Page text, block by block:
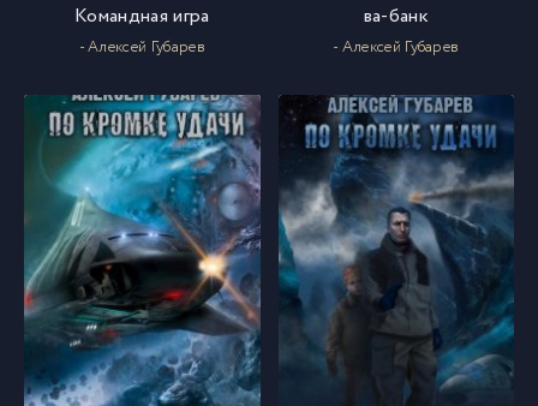
Командная игра
- Алексей Губарев
ва-банк
- Алексей Губарев